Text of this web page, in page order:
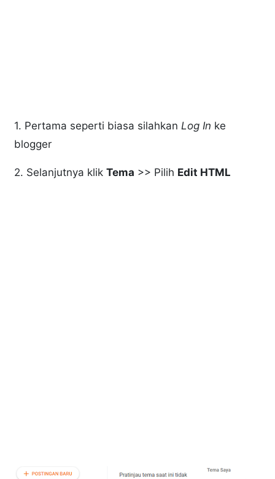
1. Pertama seperti biasa silahkan Log In ke
blogger
2. Selanjutnya klikTema >> Pilih Edit HTML